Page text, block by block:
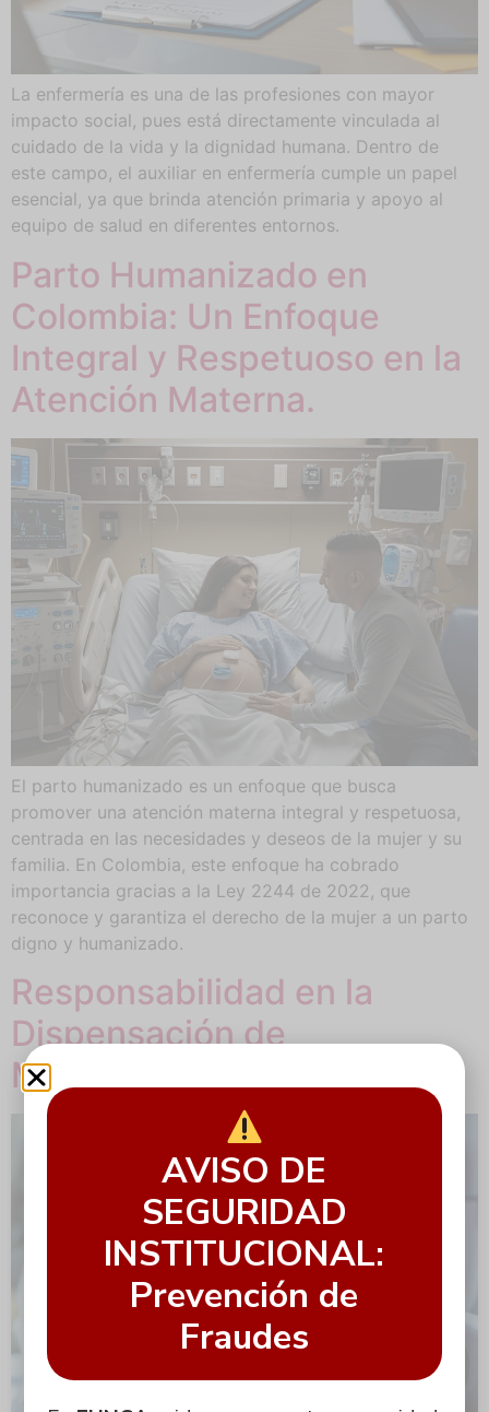
La enfermería es una de las profesiones con mayor
impacto social, pues está directamente vinculada al
cuidado de la vida y la dignidad humana. Dentro de
este campo, el auxiliar en enfermería cumple un papel
esencial, ya que brinda atención primaria y apoyo al
equipo de salud en diferentes entornos.
Parto Humanizado en
Colombia: Un Enfoque
Integral y Respetuoso en la
Atención Materna.
El parto humanizado es un enfoque que busca
promover una atención materna integral y respetuosa,
centrada en las necesidades y deseos de la mujer y su
familia. En Colombia, este enfoque ha cobrado
importancia gracias a la Ley 2244 de 2022, que
reconoce y garantiza el derecho de la mujer a un parto
digno y humanizado.
Responsabilidad en la
Dispensación de
Medicamentos:
AVISO DE
SEGURIDAD
INSTITUCIONAL:
Prevención de
Fraudes